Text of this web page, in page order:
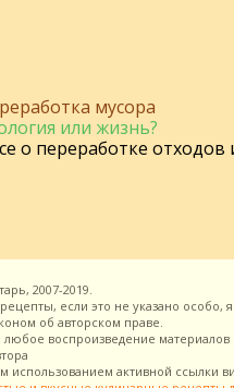
мусора
или жизнь?
о переработке отходов
2007-2019.
если это не указано особо,
об авторском праве.
любое воспроизведение
использованием активной ссылки